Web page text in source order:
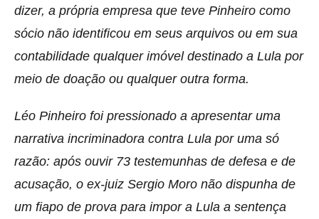
dizer, a própria empresa que teve Pinheiro como
sócio não identificou em seus arquivos ou em sua
contabilidade qualquer imóvel destinado a Lula por
meio de doação ou qualquer outra forma.
Léo Pinheiro foi pressionado a apresentar uma
narrativa incriminadora contra Lula por uma só
razão: após ouvir 73 testemunhas de defesa e de
acusação, o ex-juiz Sergio Moro não dispunha de
um fiapo de prova para impor a Lula a sentença